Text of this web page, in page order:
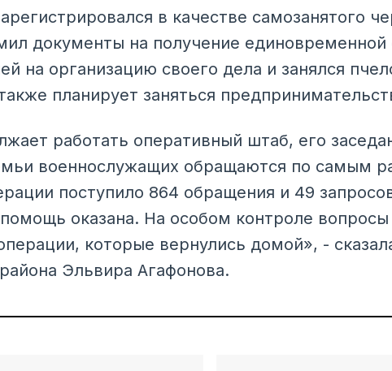
в качестве самозанятого
документы на получение
на организацию своего дела и занялся
планирует заняться
работать оперативный штаб, его
военнослужащих обращаются по самым
поступило 864 обращения и 49
оказана. На особом контроле вопросы
которые вернулись домой», -
Эльвира Агафонова.